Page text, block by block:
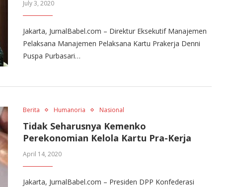
July 3, 2020
Jakarta, JurnalBabel.com – Direktur Eksekutif Manajemen
Pelaksana Manajemen Pelaksana Kartu Prakerja Denni
Puspa Purbasari…
Berita Humanoria Nasional
Tidak Seharusnya Kemenko
Perekonomian Kelola Kartu Pra-Kerja
April 14, 2020
Jakarta, JurnalBabel.com – Presiden DPP Konfederasi